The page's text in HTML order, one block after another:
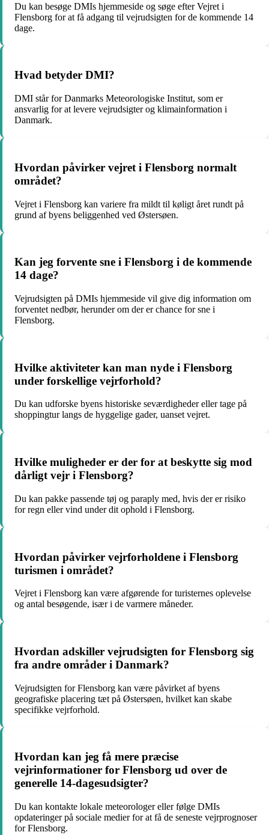
Du kan besøge DMIs hjemmeside og søge efter Vejret i
Flensborg for at få adgang til vejrudsigten for de kommende 14
dage.
Hvad betyder DMI?
DMI står for Danmarks Meteorologiske Institut, som er
ansvarlig for at levere vejrudsigter og klimainformation i
Danmark.
Hvordan påvirker vejret i Flensborg normalt
området?
Vejret i Flensborg kan variere fra mildt til køligt året rundt på
grund af byens beliggenhed ved Østersøen.
Kan jeg forvente sne i Flensborg i de kommende
14 dage?
Vejrudsigten på DMIs hjemmeside vil give dig information om
forventet nedbør, herunder om der er chance for sne i
Flensborg.
Hvilke aktiviteter kan man nyde i Flensborg
under forskellige vejrforhold?
Du kan udforske byens historiske seværdigheder eller tage på
shoppingtur langs de hyggelige gader, uanset vejret.
Hvilke muligheder er der for at beskytte sig mod
dårligt vejr i Flensborg?
Du kan pakke passende tøj og paraply med, hvis der er risiko
for regn eller vind under dit ophold i Flensborg.
Hvordan påvirker vejrforholdene i Flensborg
turismen i området?
Vejret i Flensborg kan være afgørende for turisternes oplevelse
og antal besøgende, især i de varmere måneder.
Hvordan adskiller vejrudsigten for Flensborg sig
fra andre områder i Danmark?
Vejrudsigten for Flensborg kan være påvirket af byens
geografiske placering tæt på Østersøen, hvilket kan skabe
specifikke vejrforhold.
Hvordan kan jeg få mere præcise
vejrinformationer for Flensborg ud over de
generelle 14-dagesudsigter?
Du kan kontakte lokale meteorologer eller følge DMIs
opdateringer på sociale medier for at få de seneste vejrprognoser
for Flensborg.